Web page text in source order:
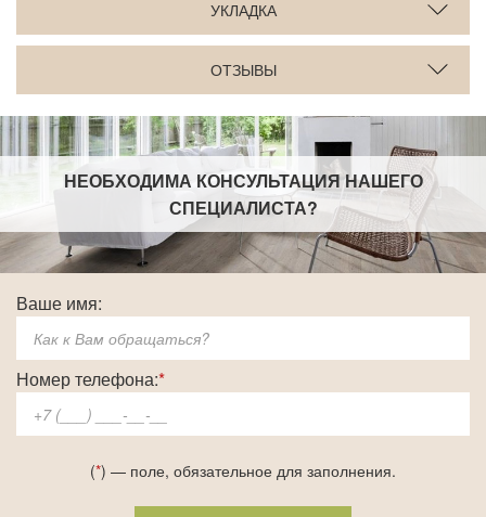
УКЛАДКА
ОТЗЫВЫ
НЕОБХОДИМА КОНСУЛЬТАЦИЯ НАШЕГО
СПЕЦИАЛИСТА?
Ваше имя:
Номер телефона:*
(*) — поле, обязательное для заполнения.